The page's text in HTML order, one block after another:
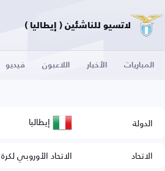
لاتسيو للناشئين ( إيطاليا )
المباريات الأخبار اللاعبون فيديو
الدولة إيطاليا
الاتحاد
الاتحاد الأوروبي